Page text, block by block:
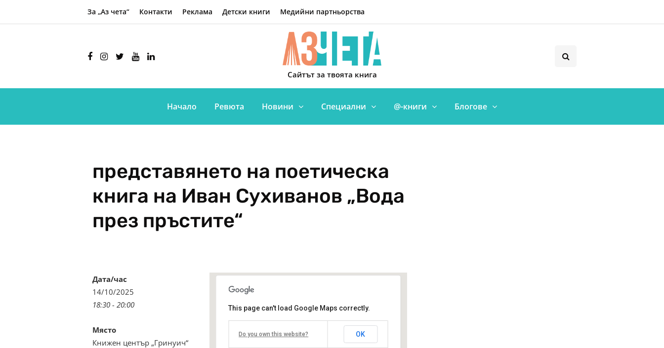
За „Аз чета“ Контакти Реклама Детски книги Медийни партньорства
Сайтът за твоята книга
Начало Ревюта Новини Специални @-книги Блогове
представянето на поетическа
книга на Иван Сухиванов „Вода
през пръстите“
Книжен център „Гринуич“
бул. „Витоша“ 37 - София
This page can't load Google Maps correctly.
Do you own this website? OK
Дата/час
14/10/2025
18:30 - 20:00
Място
Книжен център „Гринуич“